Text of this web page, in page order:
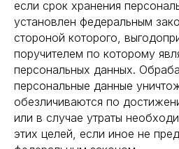
если срок хранения
установлен федеральным
стороной которого,
поручителем по которому
персональных данных.
персональные данные
обезличиваются по
или в случае утраты
этих целей, если иное не